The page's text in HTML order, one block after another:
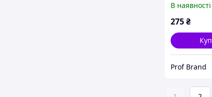
бежевий
мл
В наявності
275₴
Prof Brand